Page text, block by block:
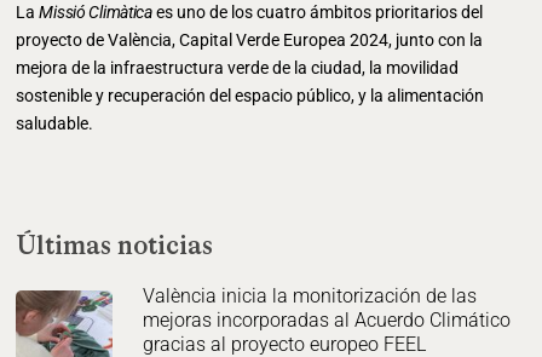
LaMissió Climàticaes uno de los cuatro ámbitos prioritarios del
proyecto de València, Capital Verde Europea 2024, junto con la
mejora de la infraestructura verde de la ciudad, la movilidad
sostenible y recuperación del espacio público, y la alimentación
saludable.
Últimas noticias
València inicia la monitorización de las
mejoras incorporadas al Acuerdo Climático
gracias al proyecto europeo FEEL